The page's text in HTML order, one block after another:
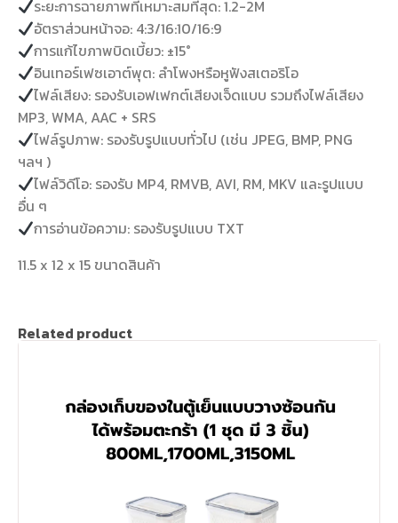
ระยะการฉายภาพที่เหมาะสมที่สุด: 1.2-2M
อัตราส่วนหน้าจอ: 4:3/16:10/16:9
การแก้ไขภาพบิดเบี้ยว: ±15°
อินเทอร์เฟซเอาต์พุต: ลำโพงหรือหูฟังสเตอริโอ
ไฟล์เสียง: รองรับเอฟเฟกต์เสียงเจ็ดแบบ รวมถึงไฟล์เสียง
MP3, WMA, AAC + SRS
ไฟล์รูปภาพ: รองรับรูปแบบทั่วไป (เช่น JPEG, BMP, PNG
ฯลฯ )
ไฟล์วิดีโอ: รองรับ MP4, RMVB, AVI, RM, MKV และรูปแบบ
อื่น ๆ
การอ่านข้อความ: รองรับรูปแบบ TXT
11.5 x 12 x 15 ขนาดสินค้า
Related product